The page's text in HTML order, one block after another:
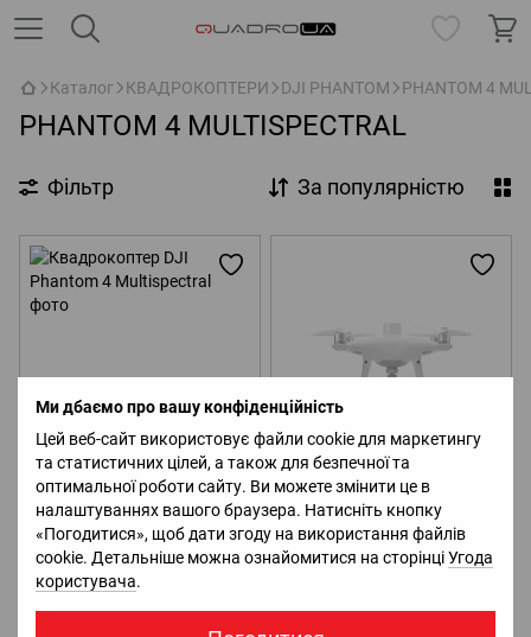
Ми дбаємо про вашу конфіденційність
Цей веб-сайт використовує файли cookie для маркетингу
та статистичних цілей, а також для безпечної та
оптимальної роботи сайту. Ви можете змінити це в
налаштуваннях вашого браузера. Натисніть кнопку
«Погодитися», щоб дати згоду на використання файлів
cookie. Детальніше можна ознайомитися на сторінціУгода
користувача.
Каталог КВАДРОКОПТЕРИ DJI PHANTOM PHANTOM 4
PHANTOM 4 MULTISPECTRAL
Фільтр За популярністю
Квадрокоптер DJI Phantom 4
Multispectral
210 000 грн з ПДВ.
В наявності
Квадрокоптер DJI Phantom 4
Multispectral + D-RTK 2 Mobile
Station Combo
565 967 грн з ПДВ.
Немає в наявності